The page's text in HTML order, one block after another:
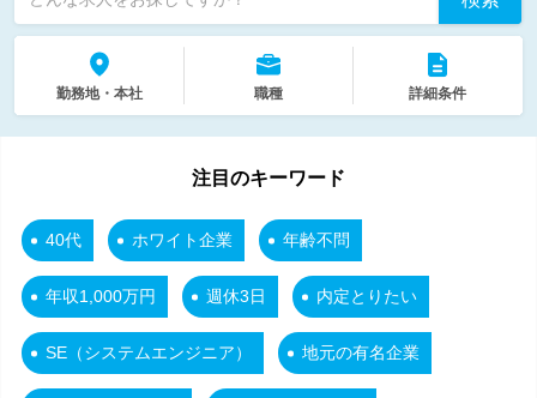
勤務地・本社 職種 詳細条件
注目のキーワード
40代 ホワイト企業 年齢不問
年収1,000万円 週休3日 内定とりたい
SE（システムエンジニア） 地元の有名企業